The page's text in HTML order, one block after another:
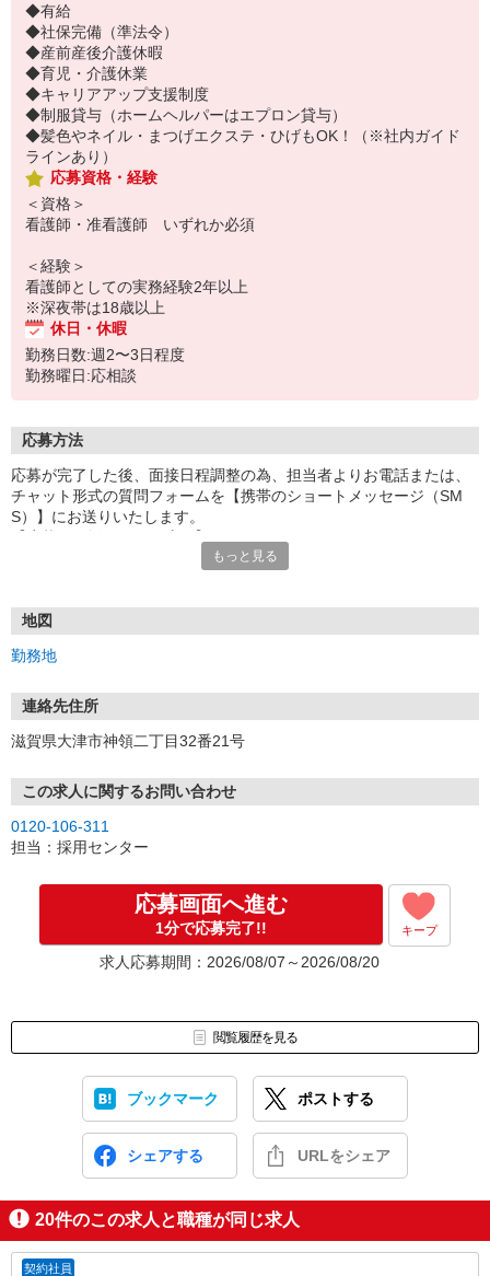
◆有給
◆社保完備（準法令）
◆産前産後介護休暇
◆育児・介護休業
◆キャリアアップ支援制度
◆制服貸与（ホームヘルパーはエプロン貸与）
◆髪色やネイル・まつげエクステ・ひげもOK！（※社内ガイド
ラインあり）
応募資格・経験
＜資格＞
看護師・准看護師 いずれか必須
＜経験＞
看護師としての実務経験2年以上
※深夜帯は18歳以上
休日・休暇
勤務日数:週2〜3日程度
勤務曜日:応相談
応募方法
応募が完了した後、面接日程調整の為、担当者よりお電話または、
チャット形式の質問フォームを【携帯のショートメッセージ（SM
S）】にお送りいたします。
1.応募…Webもしくはお電話より応募ください。
※実技試験はドライバーの職種のみとなります。
もっと見る
地図
勤務地
連絡先住所
滋賀県大津市神領二丁目32番21号
この求人に関するお問い合わせ
0120-106-311
担当：採用センター
応募画面へ進む
1分で応募完了!! キープ
求人応募期間：2026/08/07～2026/08/20
閲覧履歴を見る
ブックマーク ポストする
シェアする URLをシェア
20件のこの求人と職種が同じ求人
契約社員